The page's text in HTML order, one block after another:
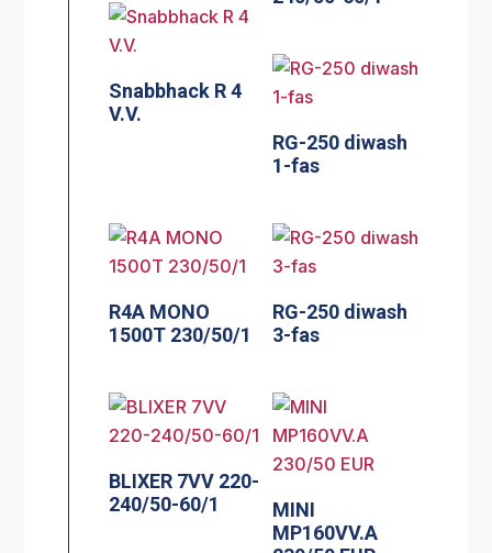
Snabbhack R 4
V.V.
RG-250 diwash
1-fas
R4A MONO
1500T 230/50/1
RG-250 diwash
3-fas
BLIXER 7VV 220-
240/50-60/1
MINI
MP160VV.A